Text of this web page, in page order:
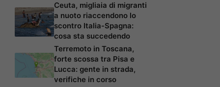
Ceuta, migliaia di migranti
a nuoto riaccendono lo
scontro Italia-Spagna:
cosa sta succedendo
Terremoto in Toscana,
forte scossa tra Pisa e
Lucca: gente in strada,
verifiche in corso